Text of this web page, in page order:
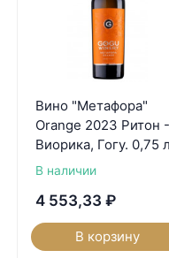
Вино "Метафора"
Orange 2023 Ритон -
Виорика, Гогу. 0,75
В наличии
4 553,33 ₽
В корзину